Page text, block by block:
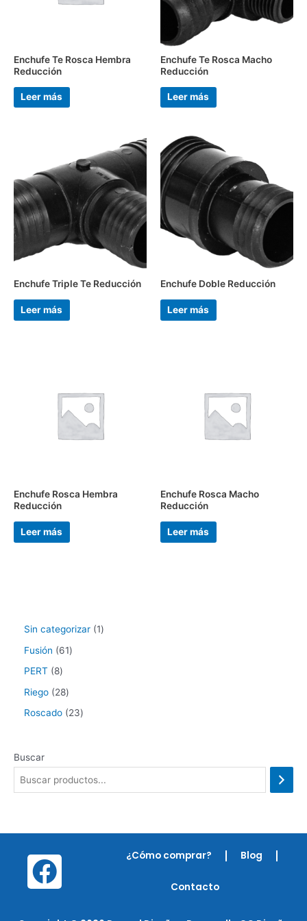
Enchufe Te Rosca Hembra
Reducción
Leer más
Enchufe Te Rosca Macho
Reducción
Leer más
Enchufe Triple Te Reducción
Leer más
Enchufe Doble Reducción
Leer más
Enchufe Rosca Hembra
Reducción
Leer más
Enchufe Rosca Macho
Reducción
Leer más
Sin categorizar 1
Fusión 61
PERT 8
Riego 28
Roscado 23
Buscar
F
a
¿Cómo comprar? Blog
Contacto